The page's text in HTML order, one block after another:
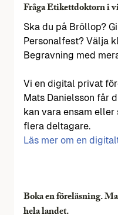
Fråga Etikettdoktorn i
Ska du på Bröllop?
Personalfest? Välja
Begravning med
Vi en digital privat
Mats Danielsson får
kan vara ensam
flera deltagare.
Läs mer om en
Boka en föreläsning.